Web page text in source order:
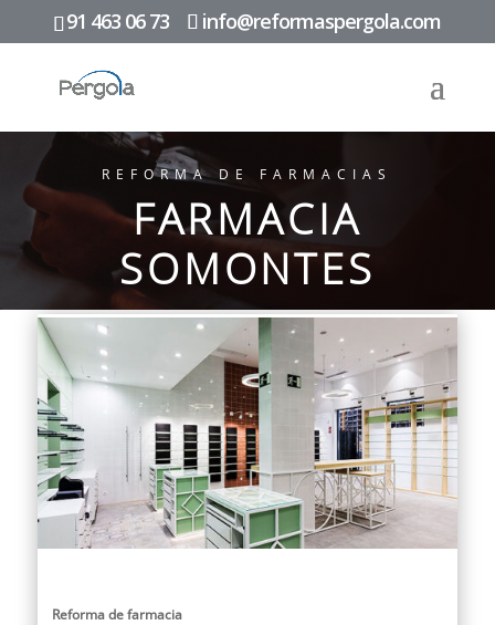
91 463 06 73 info@reformaspergola.com
REFORMA DE FARMACIAS
FARMACIA
SOMONTES
Reforma de farmacia